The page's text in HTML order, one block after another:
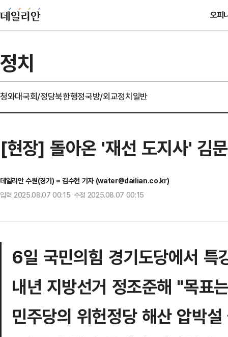
오피
정치
청와대국회/정당북한행정국방/외교정치일반
[현장] 돌아온 '재선 도지사' 김
데일리안 수원(경기) = 김수현 기자 (water@dailian.co.kr)
입력 2025.08.07 00:15 수정 2025.08.07 00:15
6일 국민의힘 경기도당에서 특
내년 지방선거 정조준해 "목표
민주당의 위헌정당 해산 압박설